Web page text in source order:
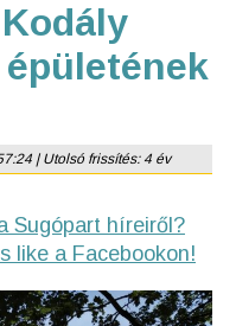
| Utolsó frissítés: 4 év
Sugópart híreiről?
like a Facebookon!